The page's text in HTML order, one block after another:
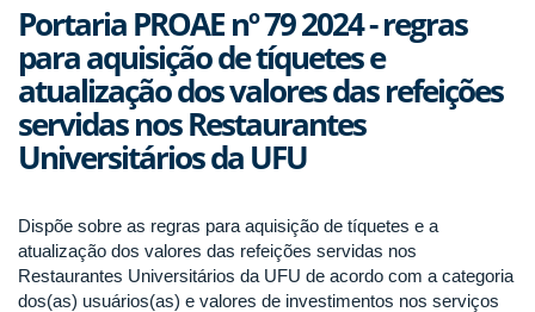
Portaria PROAE nº 79 2024 - regras
para aquisição de tíquetes e
atualização dos valores das refeições
servidas nos Restaurantes
Universitários da UFU
Dispõe sobre as regras para aquisição de tíquetes e a
atualização dos valores das refeições servidas nos
Restaurantes Universitários da UFU de acordo com a categoria
dos(as) usuários(as) e valores de investimentos nos serviços